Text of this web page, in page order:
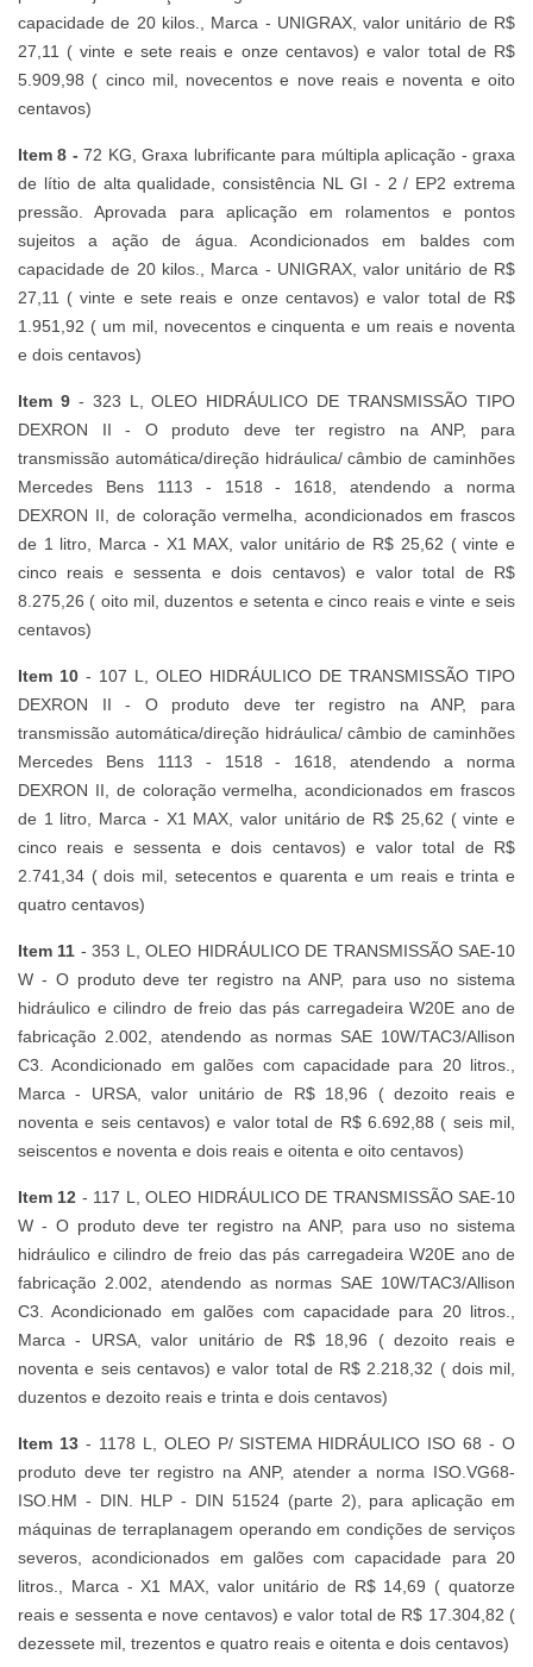
capacidade de 20 kilos., Marca - UNIGRAX, valor unitário de R$
27,11 ( vinte e sete reais e onze centavos) e valor total de R$
5.909,98 ( cinco mil, novecentos e nove reais e noventa e oito
centavos)
Item 8 - 72 KG, Graxa lubrificante para múltipla aplicação - graxa
de lítio de alta qualidade, consistência NL GI - 2 / EP2 extrema
pressão. Aprovada para aplicação em rolamentos e pontos
sujeitos a ação de água. Acondicionados em baldes com
capacidade de 20 kilos., Marca - UNIGRAX, valor unitário de R$
27,11 ( vinte e sete reais e onze centavos) e valor total de R$
1.951,92 ( um mil, novecentos e cinquenta e um reais e noventa
e dois centavos)
Item 9- 323 L, OLEO HIDRÁULICO DE TRANSMISSÃO TIPO
DEXRON II - O produto deve ter registro na ANP, para
transmissão automática/direção hidráulica/ câmbio de caminhões
Mercedes Bens 1113 - 1518 - 1618, atendendo a norma
DEXRON II, de coloração vermelha, acondicionados em frascos
de 1 litro, Marca - X1 MAX, valor unitário de R$ 25,62 ( vinte e
cinco reais e sessenta e dois centavos) e valor total de R$
8.275,26 ( oito mil, duzentos e setenta e cinco reais e vinte e seis
centavos)
Item 10 - 107 L, OLEO HIDRÁULICO DE TRANSMISSÃO TIPO
DEXRON II - O produto deve ter registro na ANP, para
transmissão automática/direção hidráulica/ câmbio de caminhões
Mercedes Bens 1113 - 1518 - 1618, atendendo a norma
DEXRON II, de coloração vermelha, acondicionados em frascos
de 1 litro, Marca - X1 MAX, valor unitário de R$ 25,62 ( vinte e
cinco reais e sessenta e dois centavos) e valor total de R$
2.741,34 ( dois mil, setecentos e quarenta e um reais e trinta e
quatro centavos)
Item 11 - 353 L, OLEO HIDRÁULICO DE TRANSMISSÃO SAE-10
W - O produto deve ter registro na ANP, para uso no sistema
hidráulico e cilindro de freio das pás carregadeira W20E ano de
fabricação 2.002, atendendo as normas SAE 10W/TAC3/Allison
C3. Acondicionado em galões com capacidade para 20 litros.,
Marca - URSA, valor unitário de R$ 18,96 ( dezoito reais e
noventa e seis centavos) e valor total de R$ 6.692,88 ( seis mil,
seiscentos e noventa e dois reais e oitenta e oito centavos)
Item 12 - 117 L, OLEO HIDRÁULICO DE TRANSMISSÃO SAE-10
W - O produto deve ter registro na ANP, para uso no sistema
hidráulico e cilindro de freio das pás carregadeira W20E ano de
fabricação 2.002, atendendo as normas SAE 10W/TAC3/Allison
C3. Acondicionado em galões com capacidade para 20 litros.,
Marca - URSA, valor unitário de R$ 18,96 ( dezoito reais e
noventa e seis centavos) e valor total de R$ 2.218,32 ( dois mil,
duzentos e dezoito reais e trinta e dois centavos)
Item 13- 1178 L, OLEO P/ SISTEMA HIDRÁULICO ISO 68 - O
produto deve ter registro na ANP, atender a norma ISO.VG68-
ISO.HM - DIN. HLP - DIN 51524 (parte 2), para aplicação em
máquinas de terraplanagem operando em condições de serviços
severos, acondicionados em galões com capacidade para 20
litros., Marca - X1 MAX, valor unitário de R$ 14,69 ( quatorze
reais e sessenta e nove centavos) e valor total de R$ 17.304,82 (
dezessete mil, trezentos e quatro reais e oitenta e dois centavos)